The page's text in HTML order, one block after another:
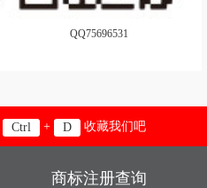
QQ75696531
Ctrl + D 收藏我们吧
商标注册查询